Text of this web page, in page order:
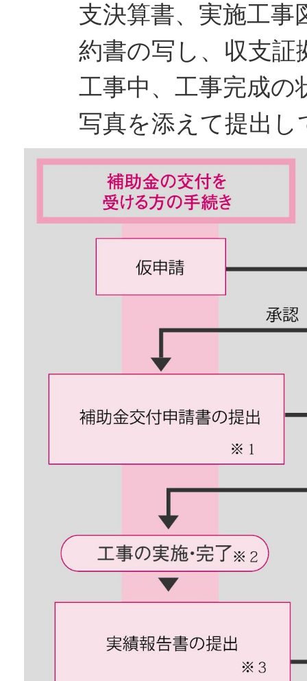
支決算書、実施工事
約書の写し、収支証
工事中、工事完成の
写真を添えて提出し